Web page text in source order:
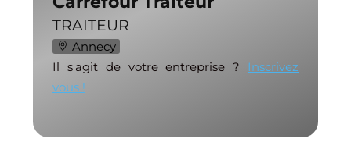
TRAITEUR
Annecy
Il s'agit de votre entreprise ? Inscrivez
vous !